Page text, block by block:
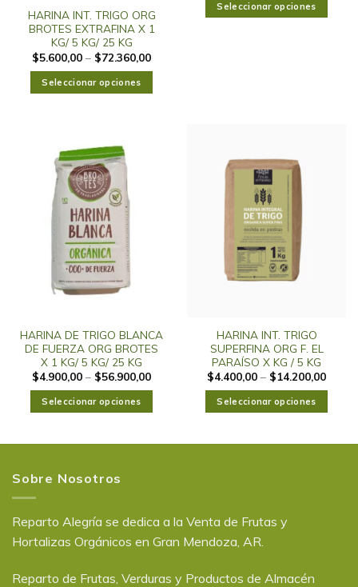
HARINA INT. TRIGO ORG
BROTES EXTRAFINA X 1
KG/ 5 KG/ 25 KG
$5.600,00 – $72.360,00
Seleccionar opciones
Seleccionar opciones
HARINA DE TRIGO BLANCA
DE FUERZA ORG BROTES
X 1 KG/ 5 KG/ 25 KG
$4.900,00 – $56.900,00
Seleccionar opciones
HARINA INT. TRIGO
SUPERFINA ORG F. EL
PARAÍSO X KG / 5 KG
$4.400,00 – $14.200,00
Seleccionar opciones
Sobre Nosotros
Reparto Alegría se dedica a la Venta de Frutas y
Hortalizas Orgánicos en Gran Mendoza, AR.
Reparto de Frutas, Verduras y Productos de Almacén